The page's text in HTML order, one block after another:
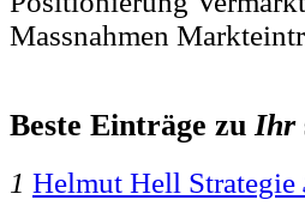
Massnahmen
Beste Einträge zuIhr
1 Helmut Hell Strategie